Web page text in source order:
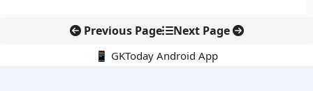
Previous Page Next Page
📱 GKToday Android App